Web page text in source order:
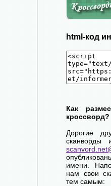
html-код
Как
кроссворд?
Дорогие
сканворды
имени.
нам свои
тем самым: